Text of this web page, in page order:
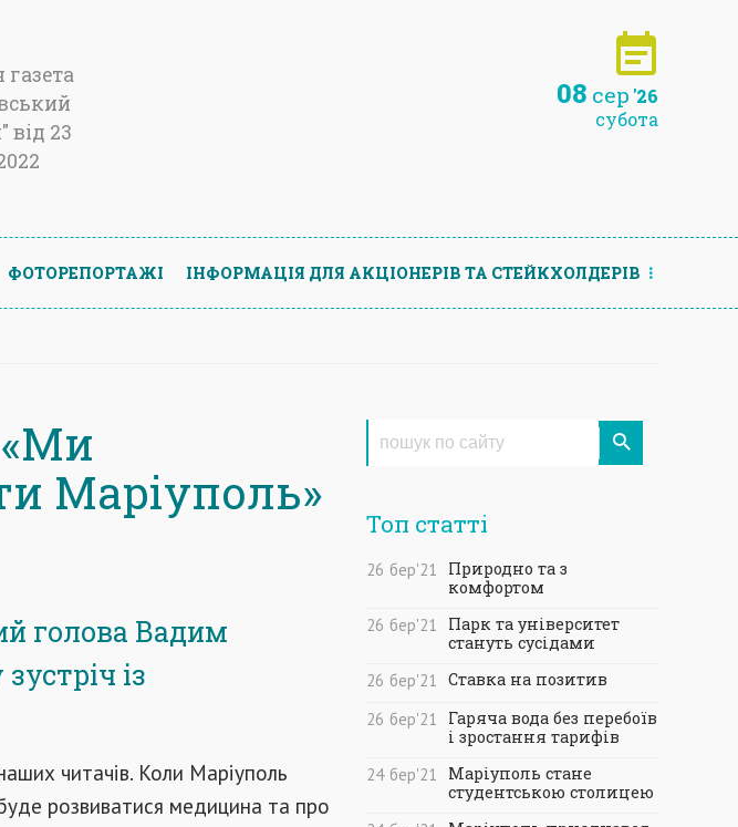
від 23
08 сер '26
субота
ФОТОРЕПОРТАЖІ ІНФОРМАЦIЯ ДЛЯ АКЦIОНЕРIВ ТА СТЕЙКХОЛДЕРIВ
Маріуполь»
голова Вадим
із
читачів. Коли Маріуполь
розвиватися медицина та про
Топ статті
26 бер'21
Природно та з
комфортом
26 бер'21
Парк та університет
стануть сусідами
26 бер'21 Ставка на позитив
26 бер'21
Гаряча вода без перебоїв
і зростання тарифів
24 бер'21
Маріуполь стане
студентською столицею